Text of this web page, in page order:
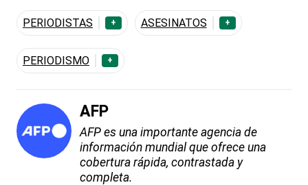
PERIODISTAS + ASESINATOS +
PERIODISMO +
AFP
AFP es una importante agencia de
información mundial que ofrece una
cobertura rápida, contrastada y
completa.